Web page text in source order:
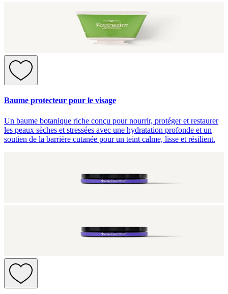
Baume protecteur pour le visage
Un baume botanique riche conçu pour nourrir, protéger et restaurer
les peaux sèches et stressées avec une hydratation profonde et un
soutien de la barrière cutanée pour un teint calme, lisse et résilient.